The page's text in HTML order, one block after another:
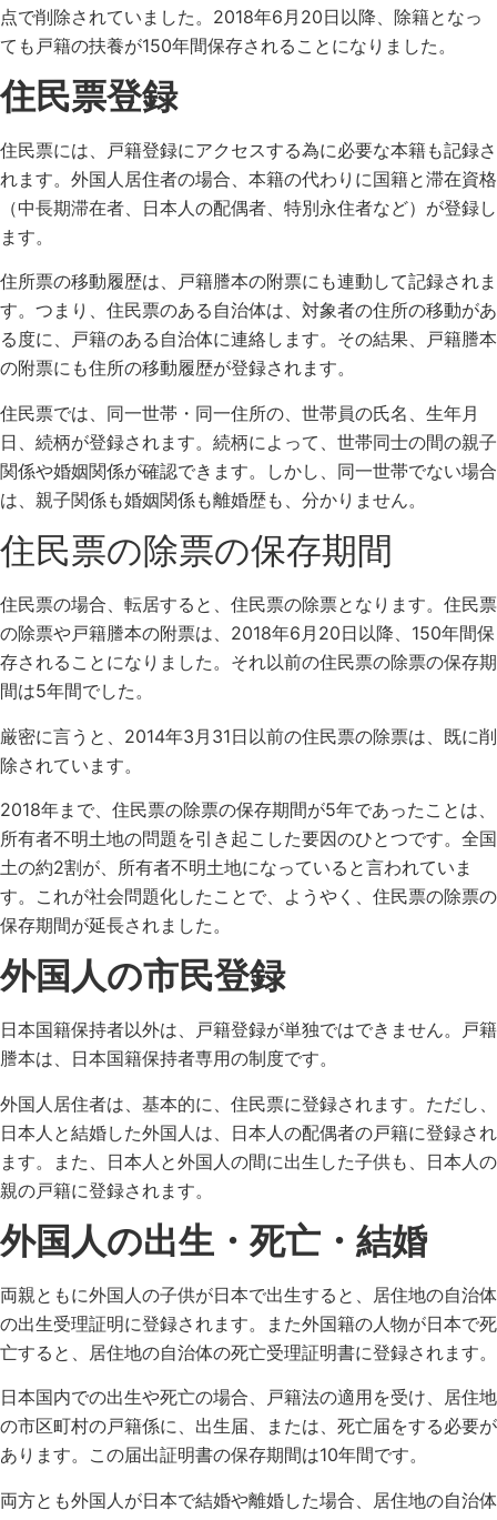
点で削除されていました。2018年6月20日以降、除籍となっ
ても戸籍の扶養が150年間保存されることになりました。
住民票登録
住民票には、戸籍登録にアクセスする為に必要な本籍も記録さ
れます。外国人居住者の場合、本籍の代わりに国籍と滞在資格
（中長期滞在者、日本人の配偶者、特別永住者など）が登録し
ます。
住所票の移動履歴は、戸籍謄本の附票にも連動して記録されま
す。つまり、住民票のある自治体は、対象者の住所の移動があ
る度に、戸籍のある自治体に連絡します。その結果、戸籍謄本
の附票にも住所の移動履歴が登録されます。
住民票では、同一世帯・同一住所の、世帯員の氏名、生年月
日、続柄が登録されます。続柄によって、世帯同士の間の親子
関係や婚姻関係が確認できます。しかし、同一世帯でない場合
は、親子関係も婚姻関係も離婚歴も、分かりません。
住民票の除票の保存期間
住民票の場合、転居すると、住民票の除票となります。住民票
の除票や戸籍謄本の附票は、2018年6月20日以降、150年間保
存されることになりました。それ以前の住民票の除票の保存期
間は5年間でした。
厳密に言うと、2014年3月31日以前の住民票の除票は、既に削
除されています。
2018年まで、住民票の除票の保存期間が5年であったことは、
所有者不明土地の問題を引き起こした要因のひとつです。全国
土の約2割が、所有者不明土地になっていると言われていま
す。これが社会問題化したことで、ようやく、住民票の除票の
保存期間が延長されました。
外国人の市民登録
日本国籍保持者以外は、戸籍登録が単独ではできません。戸籍
謄本は、日本国籍保持者専用の制度です。
外国人居住者は、基本的に、住民票に登録されます。ただし、
日本人と結婚した外国人は、日本人の配偶者の戸籍に登録され
ます。また、日本人と外国人の間に出生した子供も、日本人の
親の戸籍に登録されます。
外国人の出生・死亡・結婚
両親ともに外国人の子供が日本で出生すると、居住地の自治体
の出生受理証明に登録されます。また外国籍の人物が日本で死
亡すると、居住地の自治体の死亡受理証明書に登録されます。
日本国内での出生や死亡の場合、戸籍法の適用を受け、居住地
の市区町村の戸籍係に、出生届、または、死亡届をする必要が
あります。この届出証明書の保存期間は10年間です。
両方とも外国人が日本で結婚や離婚した場合、居住地の自治体